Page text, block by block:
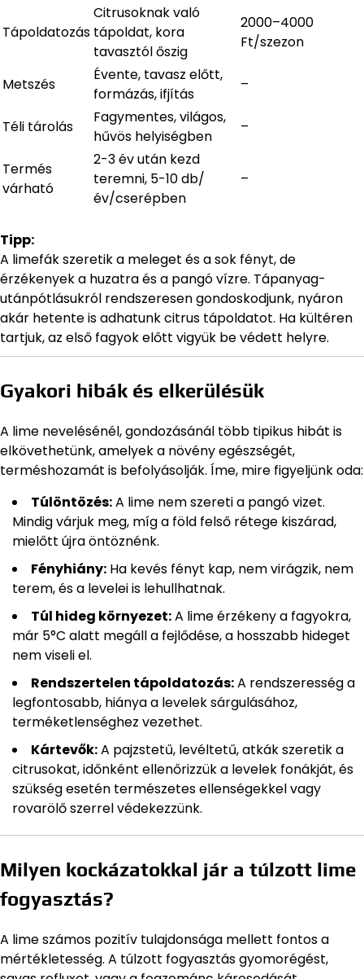
Tápoldatozás
Citrusoknak való
tápoldat, kora
tavasztól őszig
2000–4000
Ft/szezon
Metszés
Évente, tavasz előtt,
formázás, ifjítás
–
Téli tárolás
Fagymentes, világos,
hűvös helyiségben
–
Termés
várható
2-3 év után kezd
teremni, 5-10 db/
év/cserépben
–
Tipp:
A limefák szeretik a meleget és a sok fényt, de
érzékenyek a huzatra és a pangó vízre. Tápanyag-
utánpótlásukról rendszeresen gondoskodjunk, nyáron
akár hetente is adhatunk citrus tápoldatot. Ha kültéren
tartjuk, az első fagyok előtt vigyük be védett helyre.
Gyakori hibák és elkerülésük
A lime nevelésénél, gondozásánál több tipikus hibát is
elkövethetünk, amelyek a növény egészségét,
terméshozamát is befolyásolják. Íme, mire figyeljünk oda:
Túlöntözés:A lime nem szereti a pangó vizet.
Mindig várjuk meg, míg a föld felső rétege kiszárad,
mielőtt újra öntöznénk.
Fényhiány: Ha kevés fényt kap, nem virágzik, nem
terem, és a levelei is lehullhatnak.
Túl hideg környezet:A lime érzékeny a fagyokra,
már 5°C alatt megáll a fejlődése, a hosszabb hideget
nem viseli el.
Rendszertelen tápoldatozás:A rendszeresség a
legfontosabb, hiánya a levelek sárgulásához,
terméketlenséghez vezethet.
Kártevők:A pajzstetű, levéltetű, atkák szeretik a
citrusokat, időnként ellenőrizzük a levelek fonákját, és
szükség esetén természetes ellenségekkel vagy
rovarölő szerrel védekezzünk.
Milyen kockázatokkal jár a túlzott lime
fogyasztás?
A lime számos pozitív tulajdonsága mellett fontos a
mértékletesség. A túlzott fogyasztás gyomorégést,